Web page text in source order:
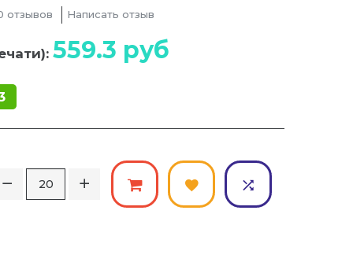
отзывов Написать отзыв
559.3 руб